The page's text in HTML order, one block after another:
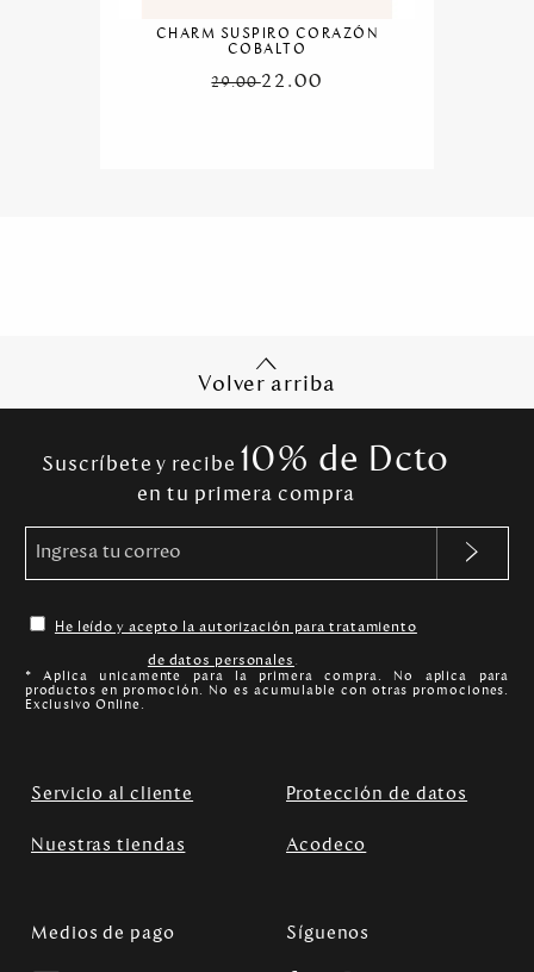
CHARM SUSPIRO CORAZÓN
COBALTO
29.0022.00
Volver arriba
Suscríbete y recibe 10% de Dcto
en tu primera compra
He leído y acepto la autorización para tratamiento
de datos personales.
* Aplica unicamente para la primera compra. No aplica para
productos en promoción. No es acumulable con otras promociones.
Exclusivo Online.
Servicio al cliente Protección de datos
Nuestras tiendas Acodeco
Medios de pago Síguenos